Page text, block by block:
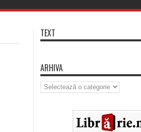
TEXT
ARHIVA
Arhiva